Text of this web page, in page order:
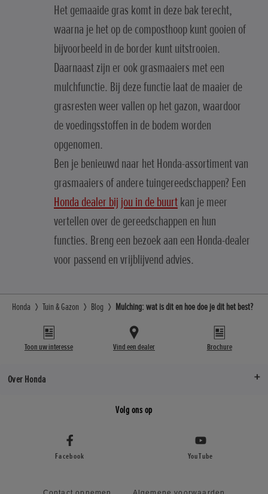
Het gemaaide gras komt in deze bak terecht,
waarna je het op de composthoop kunt gooien of
bijvoorbeeld in de border kunt uitstrooien.
Daarnaast zijn er ook grasmaaiers met een
mulchfunctie. Bij deze functie laat de maaier de
grasresten weer vallen op het gazon, waardoor
de voedingsstoffen in de bodem worden
opgenomen.
Ben je benieuwd naar het Honda-assortiment van
grasmaaiers of andere tuingereedschappen? Een
Honda dealer bij jou in de buurtkan je meer
vertellen over de gereedschappen en hun
functies. Breng een bezoek aan een Honda-dealer
voor passend en vrijblijvend advies.
Honda Tuin & Gazon Blog Mulching: wat is dit en hoe doe je dit het best?
Toon uw interesse Vind een dealer Brochure
Over Honda
Volg ons op
Facebook YouTube